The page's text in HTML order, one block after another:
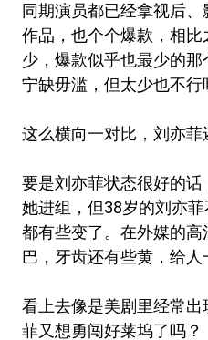
同期演员都已经拿视后
作品，也个个爆款，相
少，爆款似乎也最少的
宁缺毋滥，但太少也不行
这么横向一对比，刘亦菲
要是刘亦菲状态很好的
她进组，但38岁的刘亦
都有些变了。在外媒的
巴，牙齿还有些黄，给人
看上去像是美剧里经常
菲又想勇闯好莱坞了吗？